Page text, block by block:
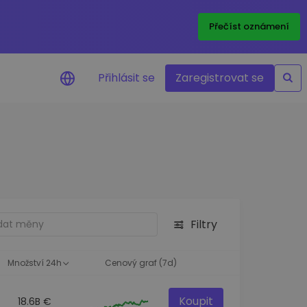
Přečíst oznámení
Přihlásit se Zaregistrovat se
Filtry
Množství 24h Cenový graf (7d)
18.6B € Koupit